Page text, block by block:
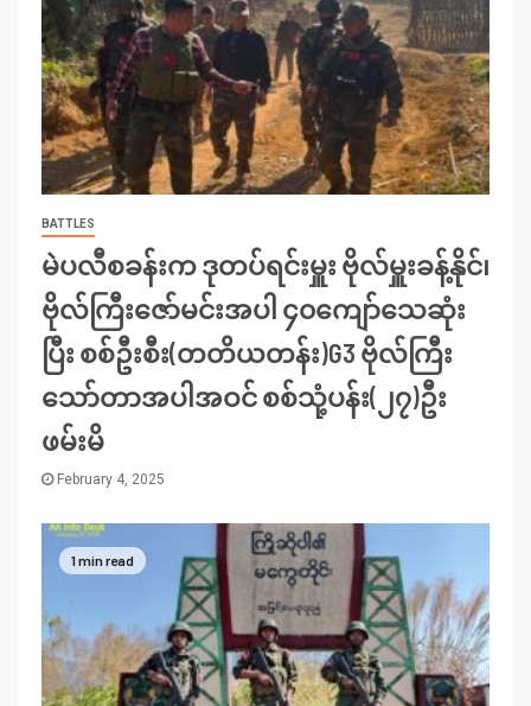
BATTLES
မဲပလီစခန်းက ဒုတပ်ရင်းမှူး ဗိုလ်မှူးခန့်နိုင်၊
ဗိုလ်ကြီးဇော်မင်းအပါ ၄၀ကျော်သေဆုံး
ပြီး စစ်ဦးစီး(တတိယတန်း)G3 ဗိုလ်ကြီး
သော်တာအပါအဝင် စစ်သုံ့ပန်း(၂၇)ဦး
ဖမ်းမိ
February 4, 2025
1 min read